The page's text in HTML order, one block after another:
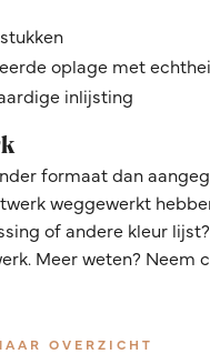
oplage met
inlijsting
formaat dan
weggewerkt
of andere kleur
Meer weten? Neem
OVERZICHT